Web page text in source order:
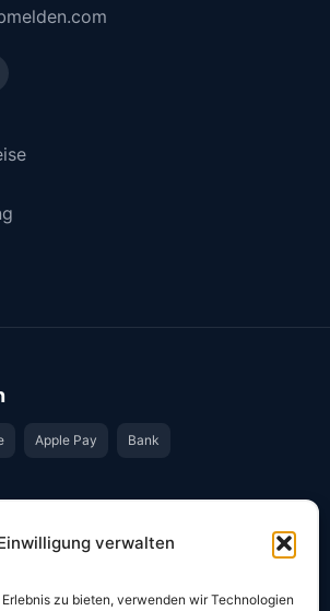
verwalten
zu bieten, verwenden wir Technologien
Apple Pay Bank